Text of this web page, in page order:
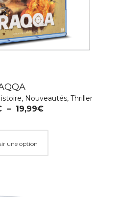
, Nouveautés, Thriller
– 19,99€
une option